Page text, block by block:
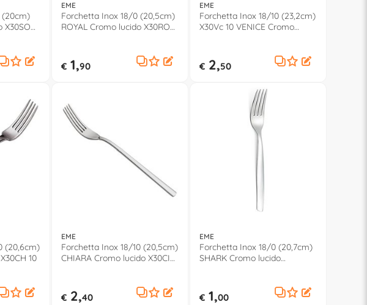
X30SO
EME
Forchetta Inox 18/0 (20,5cm)
ROYAL Cromo lucido X30RO
€1,90
EME
Forchetta Inox 18/10 (23,2cm)
X30Vc 10 VENICE Cromo
€2,50
(20,6cm)
10
EME
Forchetta Inox 18/10 (20,5cm)
CHIARA Cromo lucido X30CI
€2,40
EME
Forchetta Inox 18/0 (20,7cm)
SHARK Cromo lucido
€1,00